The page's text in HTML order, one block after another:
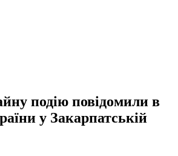
подію повідомили в
у Закарпатській